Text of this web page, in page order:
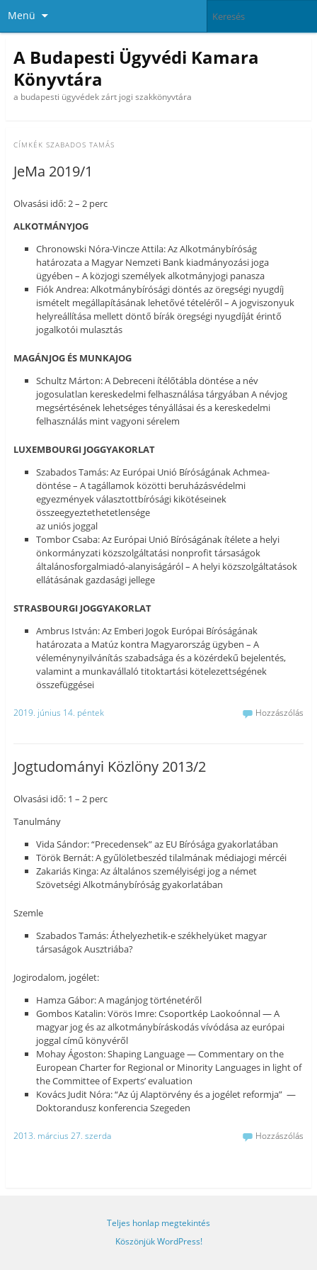
Menü
A Budapesti Ügyvédi Kamara
Könyvtára
a budapesti ügyvédek zárt jogi szakkönyvtára
CÍMKÉK SZABADOS TAMÁS
JeMa 2019/1
Olvasási idő: 2 – 2 perc
ALKOTMÁNYJOG
Chronowski Nóra-Vincze Attila: Az Alkotmánybíróság
határozata a Magyar Nemzeti Bank kiadmányozási joga
ügyében – A közjogi személyek alkotmányjogi panasza
Fiók Andrea: Alkotmánybírósági döntés az öregségi nyugdíj
ismételt megállapításának lehetővé tételéről – A jogviszonyuk
helyreállítása mellett döntő bírák öregségi nyugdíját érintő
jogalkotói mulasztás
MAGÁNJOG ÉS MUNKAJOG
Schultz Márton: A Debreceni ítélőtábla döntése a név
jogosulatlan kereskedelmi felhasználása tárgyában A névjog
megsértésének lehetséges tényállásai és a kereskedelmi
felhasználás mint vagyoni sérelem
LUXEMBOURGI JOGGYAKORLAT
Szabados Tamás: Az Európai Unió Bíróságának Achmea-
döntése – A tagállamok közötti beruházásvédelmi
egyezmények választottbírósági kikötéseinek
összeegyeztethetetlensége
az uniós joggal
Tombor Csaba: Az Európai Unió Bíróságának ítélete a helyi
önkormányzati közszolgáltatási nonprofit társaságok
általánosforgalmiadó-alanyiságáról – A helyi közszolgáltatások
ellátásának gazdasági jellege
STRASBOURGI JOGGYAKORLAT
Ambrus István: Az Emberi Jogok Európai Bíróságának
határozata a Matúz kontra Magyarország ügyben – A
véleménynyilvánítás szabadsága és a közérdekű bejelentés,
valamint a munkavállaló titoktartási kötelezettségének
összefüggései
2019. június 14. péntek Hozzászólás
Jogtudományi Közlöny 2013/2
Olvasási idő: 1 – 2 perc
Tanulmány
Vida Sándor: “Precedensek” az EU Bírósága gyakorlatában
Török Bernát: A gyűlöletbeszéd tilalmának médiajogi mércéi
Zakariás Kinga: Az általános személyiségi jog a német
Szövetségi Alkotmánybíróság gyakorlatában
Szemle
Szabados Tamás: Áthelyezhetik-e székhelyüket magyar
társaságok Ausztriába?
Jogirodalom, jogélet:
Hamza Gábor: A magánjog történetéről
Gombos Katalin: Vörös Imre: Csoportkép Laokoónnal — A
magyar jog és az alkotmánybíráskodás vívódása az európai
joggal című könyvéről
Mohay Ágoston: Shaping Language — Commentary on the
European Charter for Regional or Minority Languages in light of
the Committee of Experts’ evaluation
Kovács Judit Nóra: “Az új Alaptörvény és a jogélet reformja” —
Doktorandusz konferencia Szegeden
2013. március 27. szerda Hozzászólás
Teljes honlap megtekintés
Köszönjük WordPress!